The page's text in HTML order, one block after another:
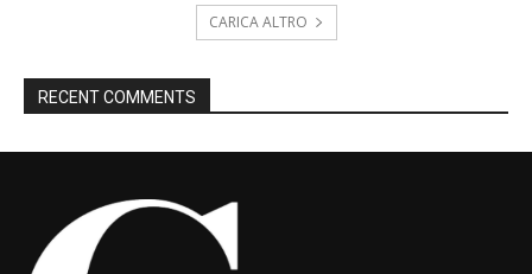
CARICA ALTRO
RECENT COMMENTS